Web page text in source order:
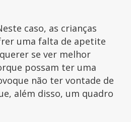
caso, as crianças
uma falta de apetite
se ver melhor
possam ter uma
não ter vontade de
além disso, um quadro